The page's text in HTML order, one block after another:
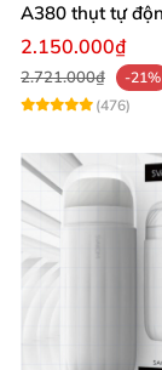
A380 thụt tự
chế độ
2.150.000₫
2.721.000₫
-21%
(476)